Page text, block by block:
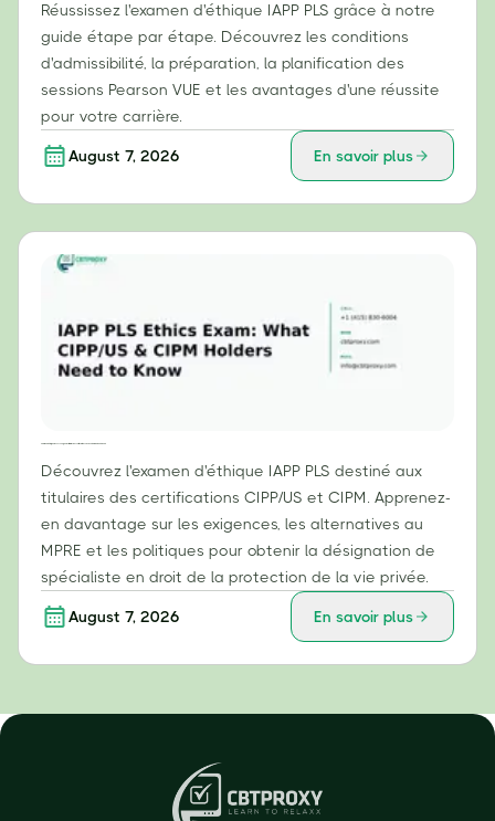
Réussissez l'examen d'éthique IAPP PLS grâce à notre
guide étape par étape. Découvrez les conditions
d'admissibilité, la préparation, la planification des
sessions Pearson VUE et les avantages d'une réussite
pour votre carrière.
August 7, 2026 En savoir plus
Découvrez l'examen d'éthique IAPP PLS destiné aux
titulaires des certifications CIPP/US et CIPM. Apprenez-
en davantage sur les exigences, les alternatives au
MPRE et les politiques pour obtenir la désignation de
spécialiste en droit de la protection de la vie privée.
August 7, 2026 En savoir plus